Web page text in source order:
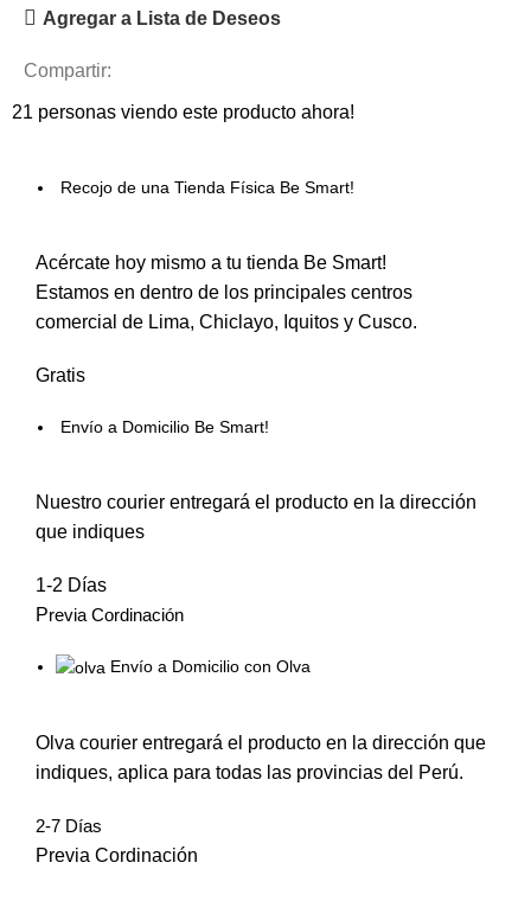
Agregar a Lista de Deseos
Compartir:
21 personas viendo este producto ahora!
Recojo de una Tienda Física Be Smart!
Acércate hoy mismo a tu tienda Be Smart!
Estamos en dentro de los principales centros
comercial de Lima, Chiclayo, Iquitos y Cusco.
Gratis
Envío a Domicilio Be Smart!
Nuestro courier entregará el producto en la dirección
que indiques
1-2 Días
Previa Cordinación
Envío a Domicilio con Olva
Olva courier entregará el producto en la dirección que
indiques, aplica para todas las provincias del Perú.
2-7 Días
Previa Cordinación